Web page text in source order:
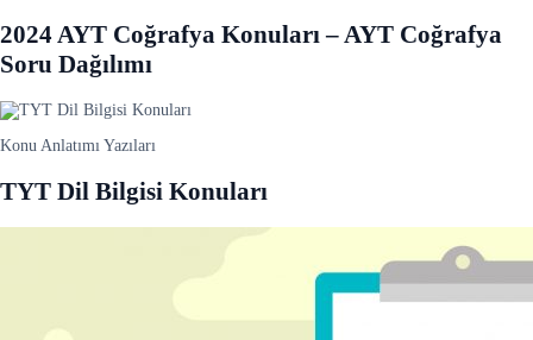
2024 AYT Coğrafya Konuları – AYT Coğrafya
Soru Dağılımı
Konu Anlatımı Yazıları
TYT Dil Bilgisi Konuları